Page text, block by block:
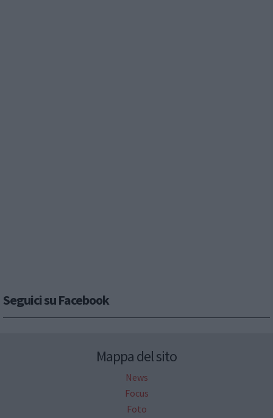
Seguici su Facebook
Mappa del sito
News
Focus
Foto